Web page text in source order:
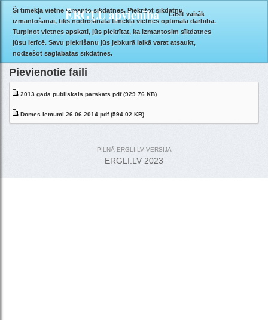
Šī tīmekļa vietne izmanto sīkdatnes. Piekrītot sīkdatņu
izmantošanai, tiks nodrošināta tīmekļa vietnes optimāla darbība.
Turpinot vietnes apskati, jūs piekrītat, ka izmantosim sīkdatnes
jūsu ierīcē. Savu piekrišanu jūs jebkurā laikā varat atsaukt,
nodzēšot saglabātās sīkdatnes.
Lasīt vairāk
ĒRGĻU apvienība
26.06.2014.sēdes lēmumi
Pievienotie faili
2013 gada publiskais parskats.pdf (929.76 KB)
Domes lemumi 26 06 2014.pdf (594.02 KB)
PILNĀ ERGLI.LV VERSIJA
ERGLI.LV 2023